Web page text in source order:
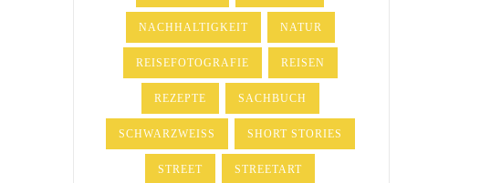
NACHHALTIGKEIT NATUR
REISEFOTOGRAFIE REISEN
REZEPTE SACHBUCH
SCHWARZWEISS SHORT STORIES
STREET STREETART